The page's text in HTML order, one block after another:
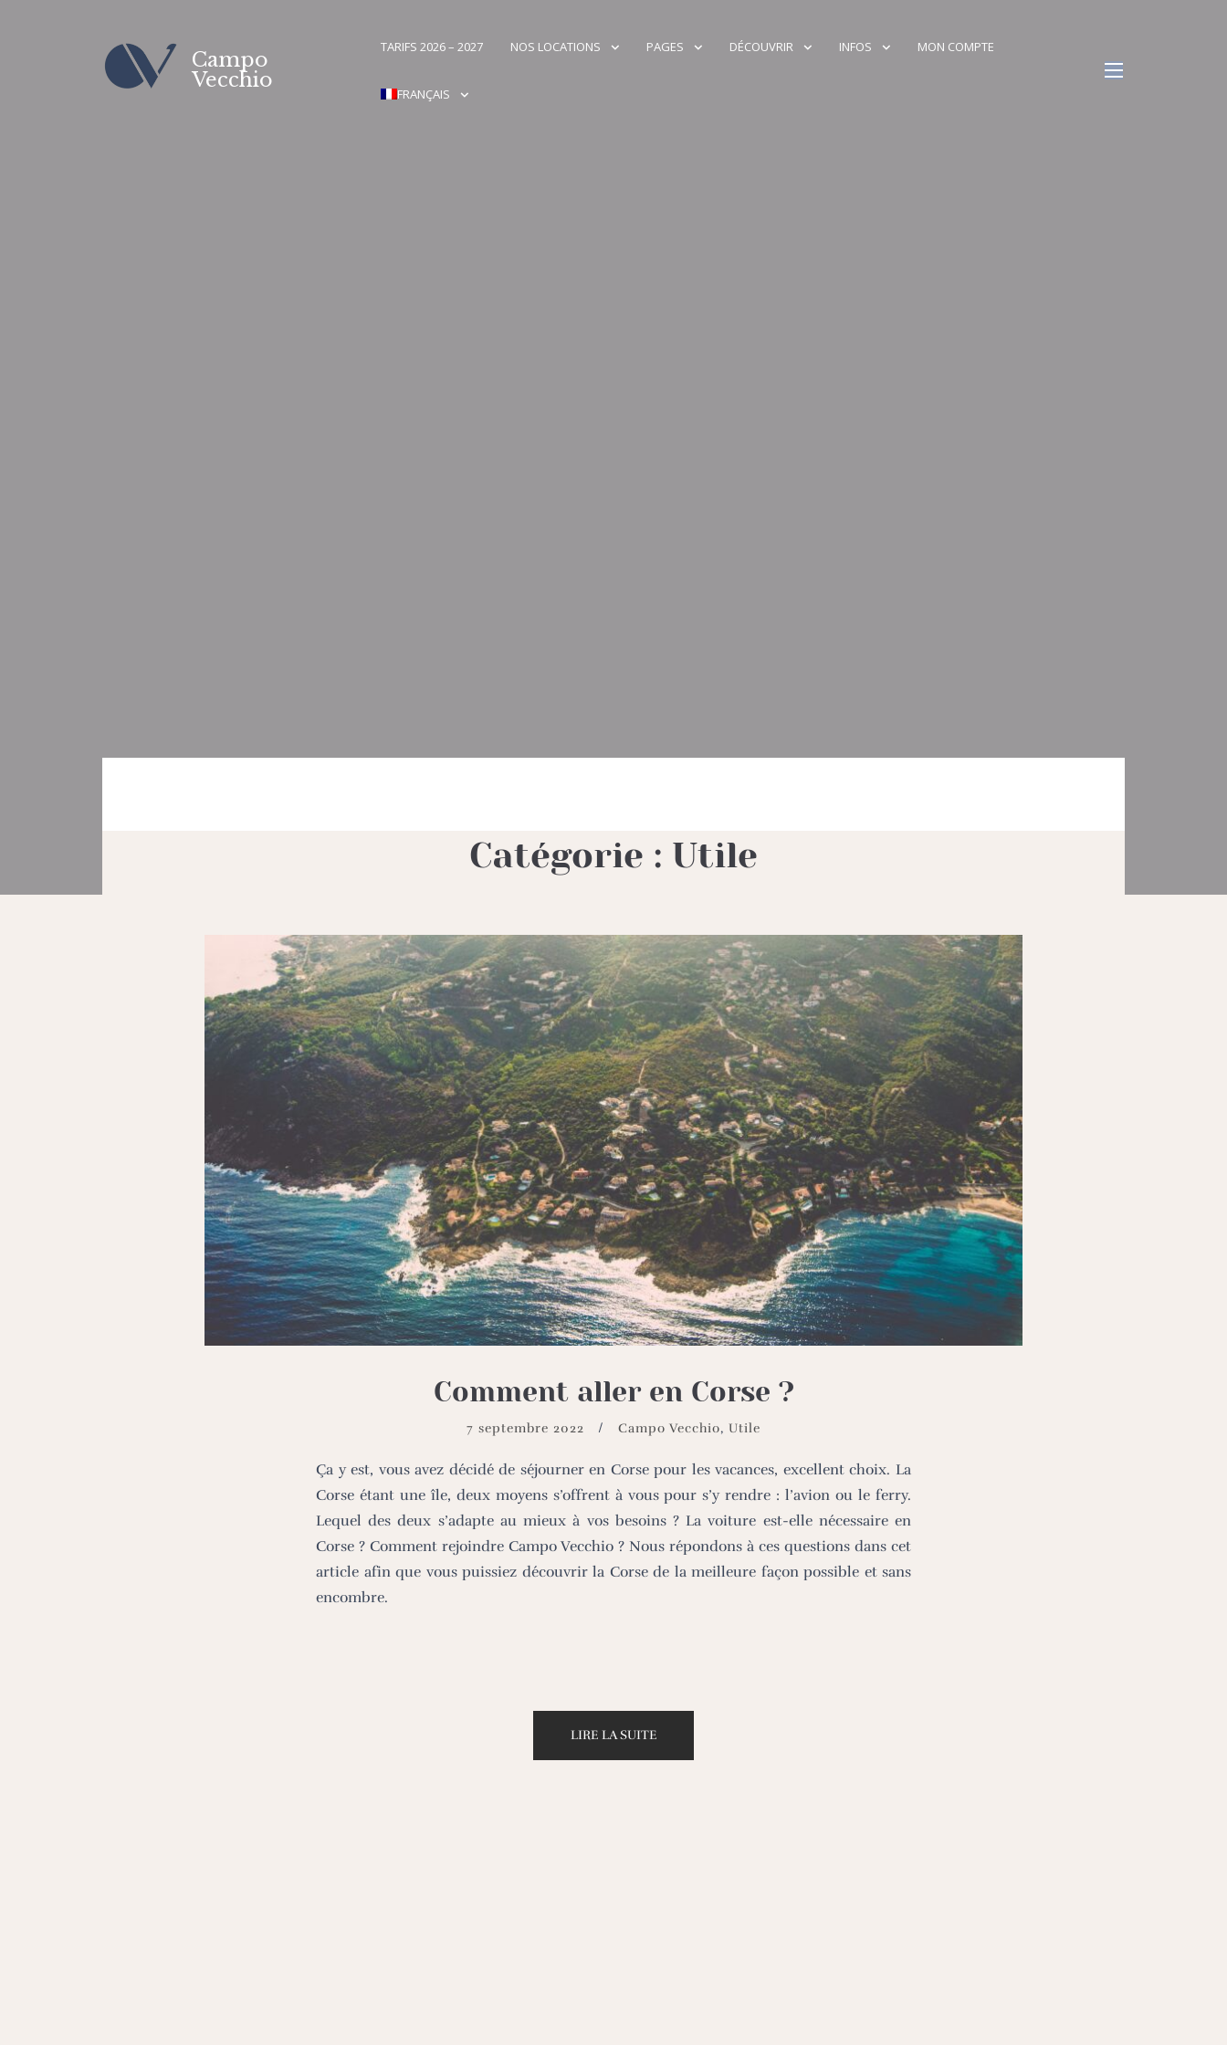
Campo
Vecchio
TARIFS 2026 – 2027 NOS LOCATIONS PAGES DÉCOUVRIR INFOS MON COMPTE
FRANÇAIS
Catégorie : Utile
Comment aller en Corse ?
7 septembre 2022 Campo Vecchio, Utile
Ça y est, vous avez décidé de séjourner en Corse pour les vacances, excellent choix. La
Corse étant une île, deux moyens s’offrent à vous pour s’y rendre : l’avion ou le ferry.
Lequel des deux s’adapte au mieux à vos besoins ? La voiture est-elle nécessaire en
Corse ? Comment rejoindre Campo Vecchio ? Nous répondons à ces questions dans cet
article afin que vous puissiez découvrir la Corse de la meilleure façon possible et sans
encombre.
LIRE LA SUITE